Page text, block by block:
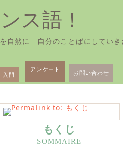
ス語！
自然に 自分のことばにしていき
入門
アンケート お問い合わせ
もくじ